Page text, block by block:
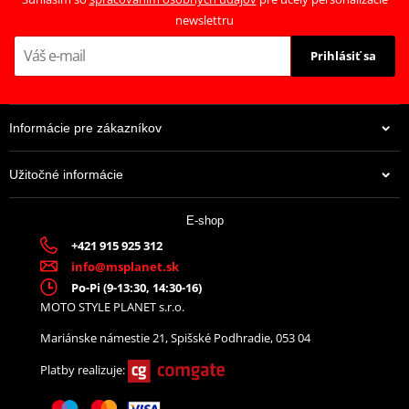
Na centrálnom sklade
newslettru
Prihlásiť sa
Informácie pre zákazníkov
Užitočné informácie
E-shop
+421 915 925 312
info@msplanet.sk
Po-Pi (9-13:30, 14:30-16)
MOTO STYLE PLANET s.r.o.
Mariánske námestie 21, Spišské Podhradie, 053 04
Platby realizuje: